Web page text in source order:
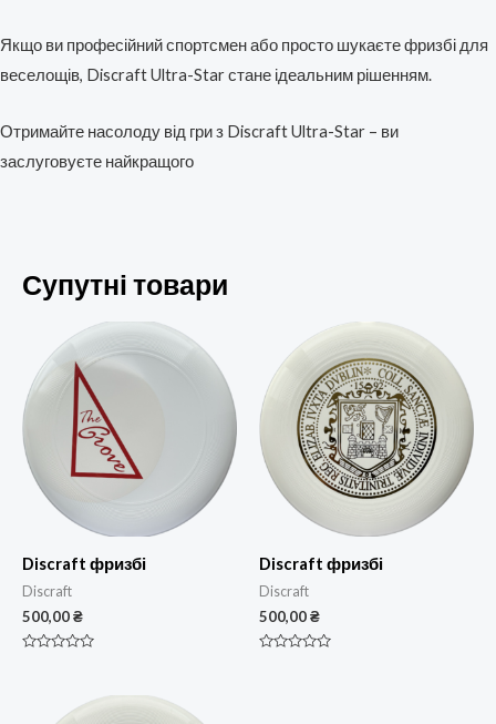
Якщо ви професійний спортсмен або просто шукаєте фризбі для
веселощів, Discraft Ultra-Star стане ідеальним рішенням.
Отримайте насолоду від гри з Discraft Ultra-Star – ви
заслуговуєте найкращого
Супутні товари
Discraft фризбі
Discraft
500,00₴
Discraft фризбі
Discraft
500,00₴